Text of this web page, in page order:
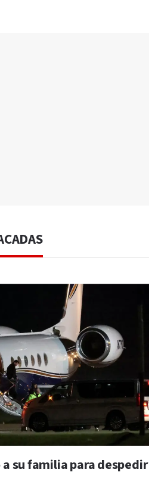
su familia para despedir